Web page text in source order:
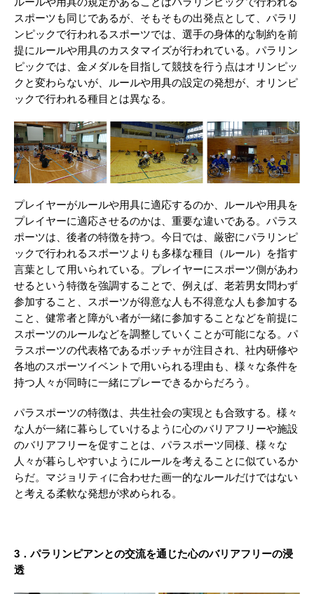
スポーツも同じであるが、そもそもの出発点として、パラリ
ンピックで行われるスポーツでは、選手の身体的な制約を前
提にルールや用具のカスタマイズが行われている。パラリン
ピックでは、金メダルを目指して競技を行う点はオリンピッ
クと変わらないが、ルールや用具の設定の発想が、オリンピ
ックで行われる種目とは異なる。
プレイヤーがルールや用具に適応するのか、ルールや用具を
プレイヤーに適応させるのかは、重要な違いである。パラス
ポーツは、後者の特徴を持つ。今日では、厳密にパラリンピ
ックで行われるスポーツよりも多様な種目（ルール）を指す
言葉として用いられている。プレイヤーにスポーツ側があわ
せるという特徴を強調することで、例えば、老若男女問わず
参加すること、スポーツが得意な人も不得意な人も参加する
こと、健常者と障がい者が一緒に参加することなどを前提に
スポーツのルールなどを調整していくことが可能になる。パ
ラスポーツの代表格であるボッチャが注目され、社内研修や
各地のスポーツイベントで用いられる理由も、様々な条件を
持つ人々が同時に一緒にプレーできるからだろう。
パラスポーツの特徴は、共生社会の実現とも合致する。様々
な人が一緒に暮らしていけるように心のバリアフリーや施設
のバリアフリーを促すことは、パラスポーツ同様、様々な
人々が暮らしやすいようにルールを考えることに似ているか
らだ。マジョリティに合わせた画一的なルールだけではない
と考える柔軟な発想が求められる。
3．パラリンピアンとの交流を通じた心のバリアフリーの浸
透